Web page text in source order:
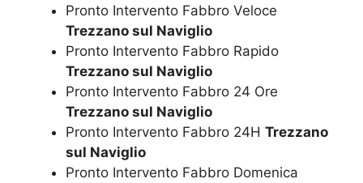
Pronto Intervento Fabbro Veloce
Trezzano sul Naviglio
Pronto Intervento Fabbro Rapido
Trezzano sul Naviglio
Pronto Intervento Fabbro 24 Ore
Trezzano sul Naviglio
Pronto Intervento Fabbro 24H Trezzano
sul Naviglio
Pronto Intervento Fabbro Domenica